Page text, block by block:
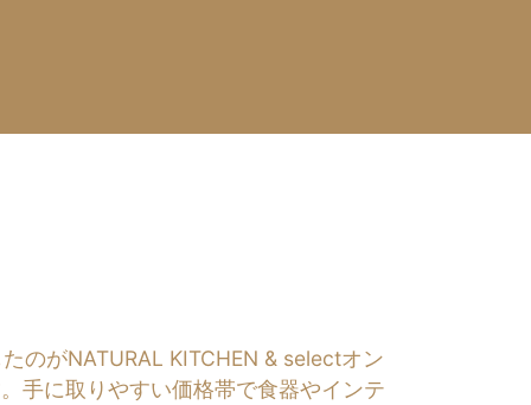
のがNATURAL KITCHEN & selectオン
手に取りやすい価格帯で食器やインテ